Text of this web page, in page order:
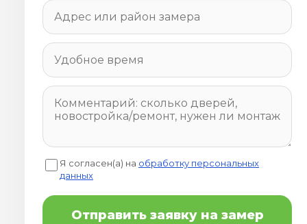
Я согласен(а) на обработку персональных
данных
Отправить заявку на замер